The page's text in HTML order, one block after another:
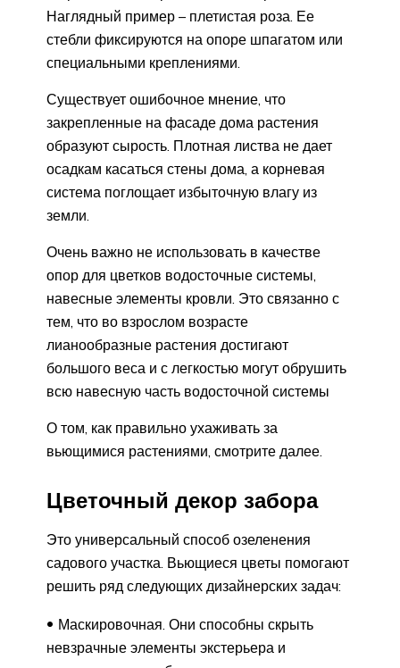
Наглядный пример – плетистая роза. Ее
стебли фиксируются на опоре шпагатом или
специальными креплениями.
Существует ошибочное мнение, что
закрепленные на фасаде дома растения
образуют сырость. Плотная листва не дает
осадкам касаться стены дома, а корневая
система поглощает избыточную влагу из
земли.
Очень важно не использовать в качестве
опор для цветков водосточные системы,
навесные элементы кровли. Это связанно с
тем, что во взрослом возрасте
лианообразные растения достигают
большого веса и с легкостью могут обрушить
всю навесную часть водосточной системы
О том, как правильно ухаживать за
вьющимися растениями, смотрите далее.
Цветочный декор забора
Это универсальный способ озеленения
садового участка. Вьющиеся цветы помогают
решить ряд следующих дизайнерских задач:
Маскировочная. Они способны скрыть
невзрачные элементы экстерьера и